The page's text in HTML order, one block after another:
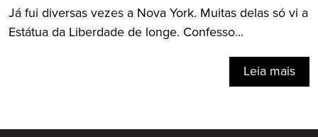
Já fui diversas vezes a Nova York. Muitas delas só vi a
Estátua da Liberdade de longe. Confesso...
Leia mais